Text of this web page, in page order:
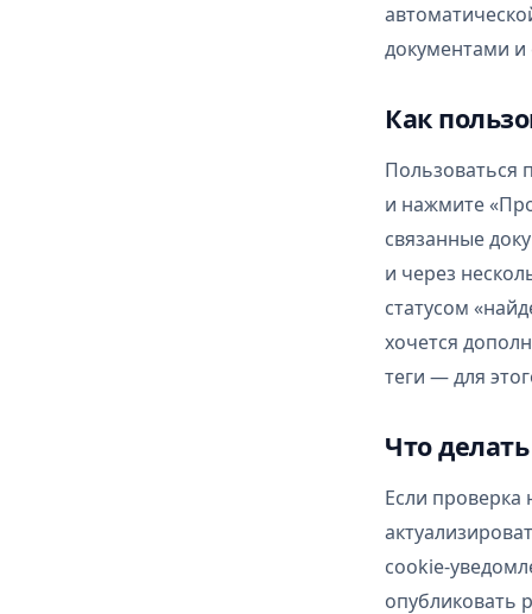
документами и
Как
Пользоваться
и нажмите
связанные
и через
статусом
хочется
теги — для
Что
Если проверка
cookie-
опубликовать